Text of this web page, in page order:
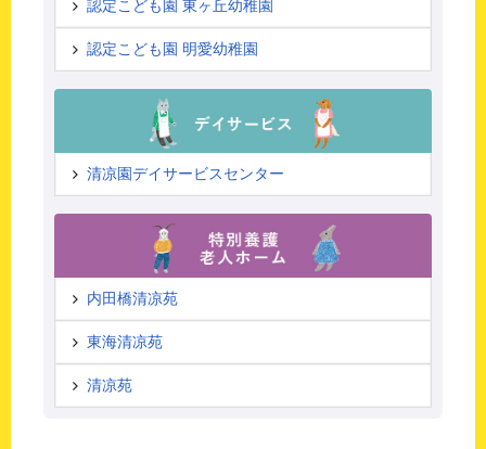
認定こども園 東ヶ丘幼稚園
認定こども園 明愛幼稚園
清凉園デイサービスセンター
内田橋清凉苑
東海清凉苑
清凉苑